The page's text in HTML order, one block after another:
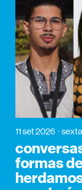
11 set 2026 sexta
formas